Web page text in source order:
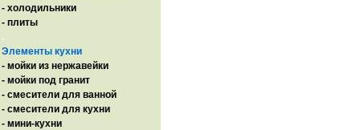
- холодильники
- плиты
.
Элементы кухни
- мойки из нержавейки
- мойки под гранит
- смесители для ванной
- смесители для кухни
- мини-кухни